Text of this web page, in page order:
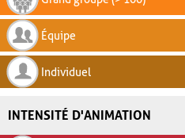
Équipe
Individuel
INTENSITÉ D'ANIMATION